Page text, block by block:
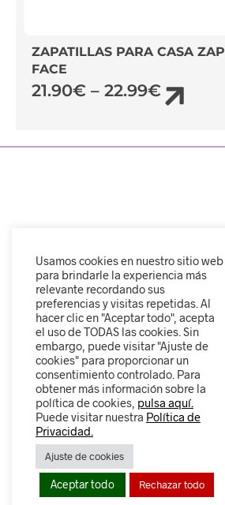
ZAPATILLAS PARA CASA
FACE
21.90€ – 22.99€
Calzado cómodo, moderno y
Descubre nuestra colección y
Usamos cookies en nuestro sitio web
para brindarle la experiencia más
relevante recordando sus
preferencias y visitas repetidas. Al
hacer clic en "Aceptar todo", acepta
el uso de TODAS las cookies. Sin
embargo, puede visitar "Ajuste de
cookies" para proporcionar un
consentimiento controlado. Para
obtener más información sobre la
política de cookies, pulsa aquí.
Puede visitar nuestra Política de
Privacidad.
Ajuste de cookies
Aceptar todo Rechazar todo